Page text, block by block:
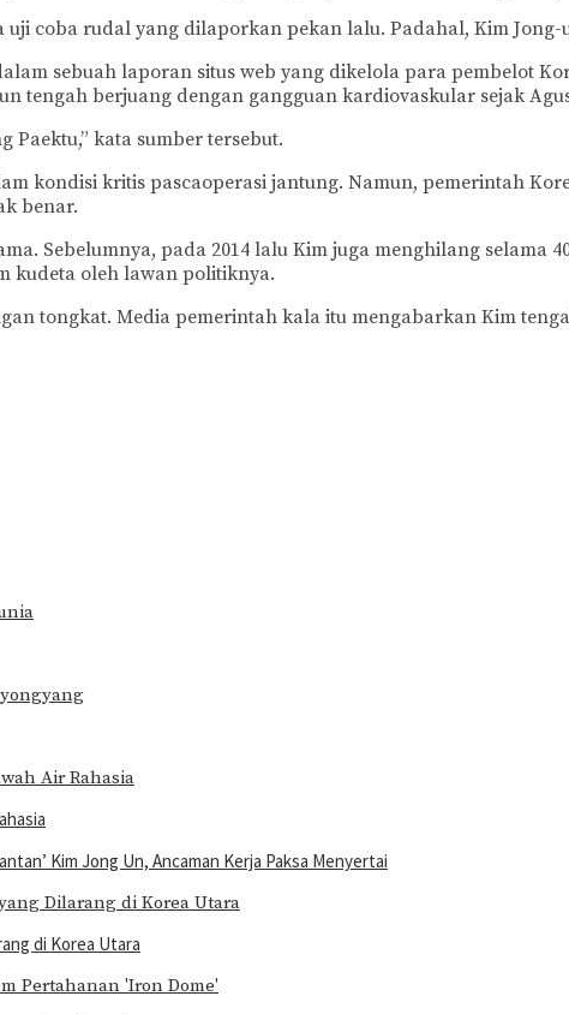
coba rudal yang dilaporkan pekan lalu. Padahal, Kim
sebuah laporan situs web yang dikelola para pembelot
tengah berjuang dengan gangguan kardiovaskular sejak
Paektu,” kata sumber tersebut.
kondisi kritis pascaoperasi jantung. Namun, pemerintah
benar.
Sebelumnya, pada 2014 lalu Kim juga menghilang selama
kudeta oleh lawan politiknya.
tongkat. Media pemerintah kala itu mengabarkan Kim
Kim Jong Un, Ancaman Kerja Paksa Menyertai
di Korea Utara